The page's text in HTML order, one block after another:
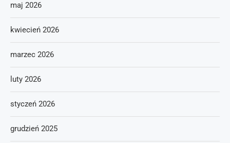
maj 2026
kwiecień 2026
marzec 2026
luty 2026
styczeń 2026
grudzień 2025